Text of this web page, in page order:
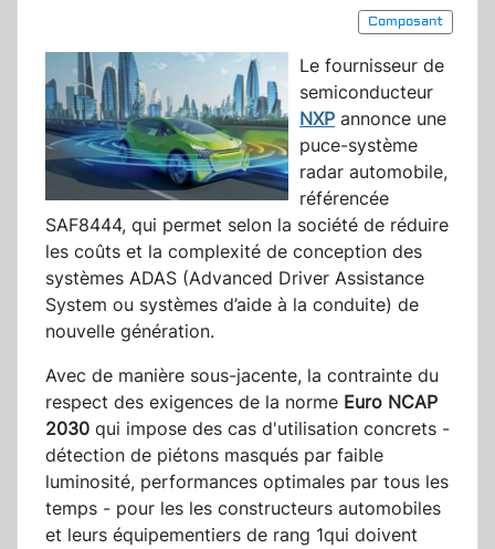
Composant
Le fournisseur de
semiconducteur
NXP annonce une
puce-système
radar automobile,
référencée
SAF8444, qui permet selon la société de réduire
les coûts et la complexité de conception des
systèmes ADAS (Advanced Driver Assistance
System ou systèmes d’aide à la conduite) de
nouvelle génération.
Avec de manière sous-jacente, la contrainte du
respect des exigences de la norme Euro NCAP
2030 qui impose des cas d'utilisation concrets -
détection de piétons masqués par faible
luminosité, performances optimales par tous les
temps - pour les les constructeurs automobiles
et leurs équipementiers de rang 1qui doivent